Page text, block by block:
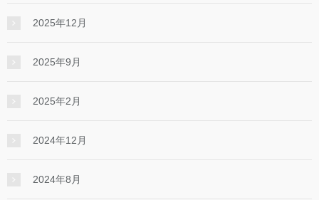
2025年12月
2025年9月
2025年2月
2024年12月
2024年8月